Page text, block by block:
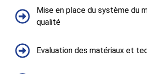
Mise en place du système du
qualité
Evaluation des matériaux et